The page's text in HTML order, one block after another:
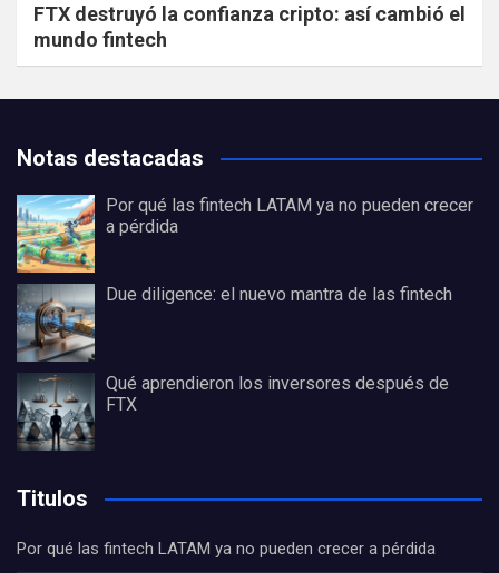
FTX destruyó la confianza cripto: así cambió el
mundo fintech
Notas destacadas
Por qué las fintech LATAM ya no pueden crecer
a pérdida
Due diligence: el nuevo mantra de las fintech
Qué aprendieron los inversores después de
FTX
Titulos
Por qué las fintech LATAM ya no pueden crecer a pérdida